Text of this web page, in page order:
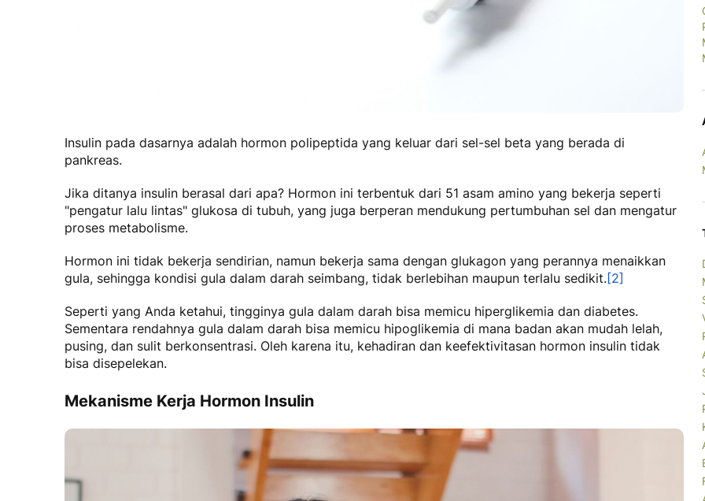
Insulin pada dasarnya adalah hormon polipeptida yang keluar dari sel-sel beta yang berada di
pankreas.
Jika ditanya insulin berasal dari apa? Hormon ini terbentuk dari 51 asam amino yang bekerja seperti
"pengatur lalu lintas" glukosa di tubuh, yang juga berperan mendukung pertumbuhan sel dan mengatur
proses metabolisme.
Hormon ini tidak bekerja sendirian, namun bekerja sama dengan glukagon yang perannya menaikkan
gula, sehingga kondisi gula dalam darah seimbang, tidak berlebihan maupun terlalu sedikit.[2]
Seperti yang Anda ketahui, tingginya gula dalam darah bisa memicu hiperglikemia dan diabetes.
Sementara rendahnya gula dalam darah bisa memicu hipoglikemia di mana badan akan mudah lelah,
pusing, dan sulit berkonsentrasi. Oleh karena itu, kehadiran dan keefektivitasan hormon insulin tidak
bisa disepelekan.
Mekanisme Kerja Hormon Insulin